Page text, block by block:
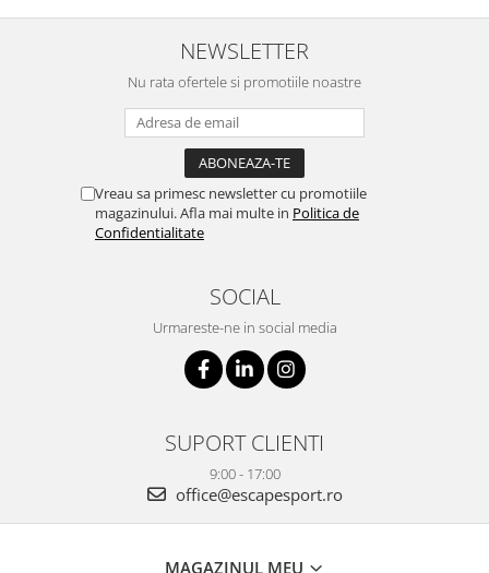
NEWSLETTER
Nu rata ofertele si promotiile noastre
Vreau sa primesc newsletter cu promotiile
magazinului. Afla mai multe in Politica de
Confidentialitate
SOCIAL
Urmareste-ne in social media
SUPORT CLIENTI
9:00 - 17:00
office@escapesport.ro
MAGAZINUL MEU